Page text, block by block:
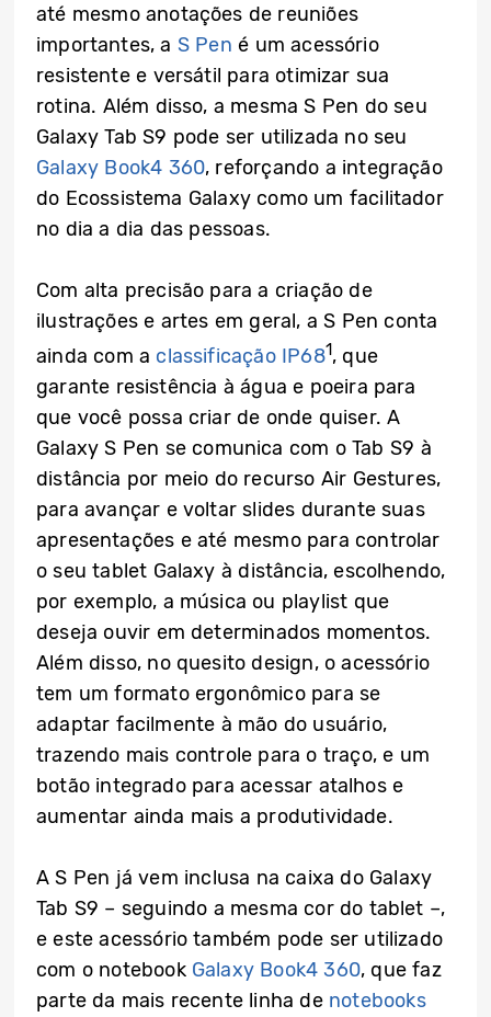
até mesmo anotações de reuniões
importantes, a S Pen é um acessório
resistente e versátil para otimizar sua
rotina. Além disso, a mesma S Pen do seu
Galaxy Tab S9 pode ser utilizada no seu
Galaxy Book4 360, reforçando a integração
do Ecossistema Galaxy como um facilitador
no dia a dia das pessoas.
Com alta precisão para a criação de
ilustrações e artes em geral, a S Pen conta
ainda com a classificação IP681, que
garante resistência à água e poeira para
que você possa criar de onde quiser. A
Galaxy S Pen se comunica com o Tab S9 à
distância por meio do recurso Air Gestures,
para avançar e voltar slides durante suas
apresentações e até mesmo para controlar
o seu tablet Galaxy à distância, escolhendo,
por exemplo, a música ou playlist que
deseja ouvir em determinados momentos.
Além disso, no quesito design, o acessório
tem um formato ergonômico para se
adaptar facilmente à mão do usuário,
trazendo mais controle para o traço, e um
botão integrado para acessar atalhos e
aumentar ainda mais a produtividade.
A S Pen já vem inclusa na caixa do Galaxy
Tab S9 – seguindo a mesma cor do tablet –,
e este acessório também pode ser utilizado
com o notebook Galaxy Book4 360, que faz
parte da mais recente linha de notebooks